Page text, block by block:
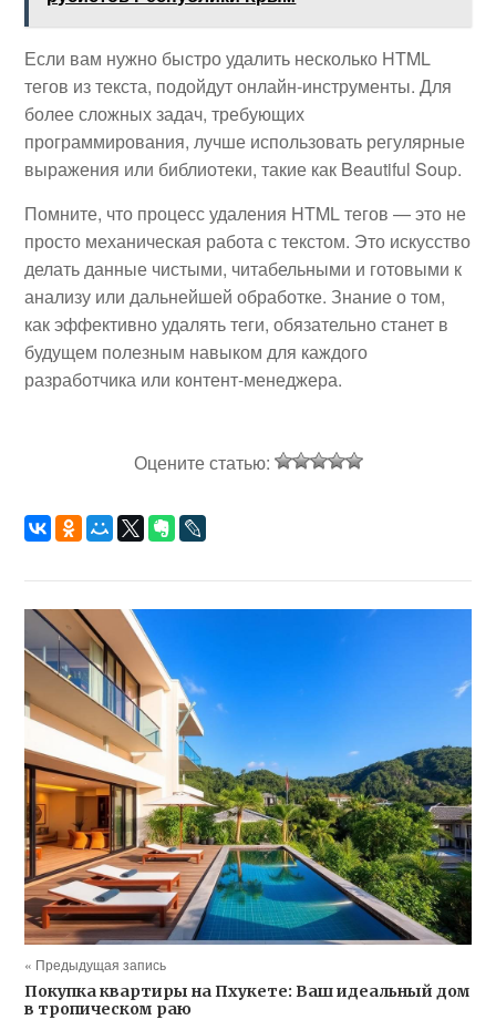
Если вам нужно быстро удалить несколько HTML
тегов из текста, подойдут онлайн-инструменты. Для
более сложных задач, требующих
программирования, лучше использовать регулярные
выражения или библиотеки, такие как Beautiful Soup.
Помните, что процесс удаления HTML тегов — это не
просто механическая работа с текстом. Это искусство
делать данные чистыми, читабельными и готовыми к
анализу или дальнейшей обработке. Знание о том,
как эффективно удалять теги, обязательно станет в
будущем полезным навыком для каждого
разработчика или контент-менеджера.
Оцените статью:
« Предыдущая запись
Покупка квартиры на Пхукете: Ваш идеальный дом
в тропическом раю